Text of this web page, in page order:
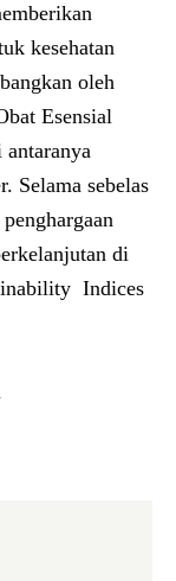
kesehatan
oleh
Esensial
Selama sebelas
di
Indices